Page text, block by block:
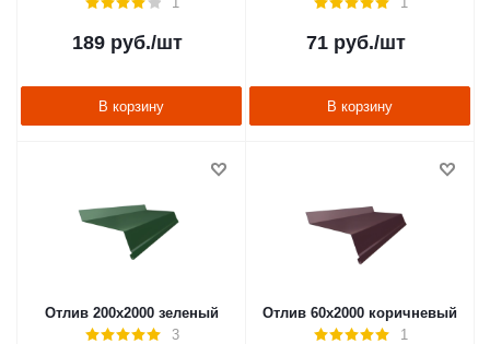
189 руб./шт
В корзину
71 руб./шт
В корзину
Отлив 200х2000 зеленый
3
Отлив 60х2000 коричневый
1